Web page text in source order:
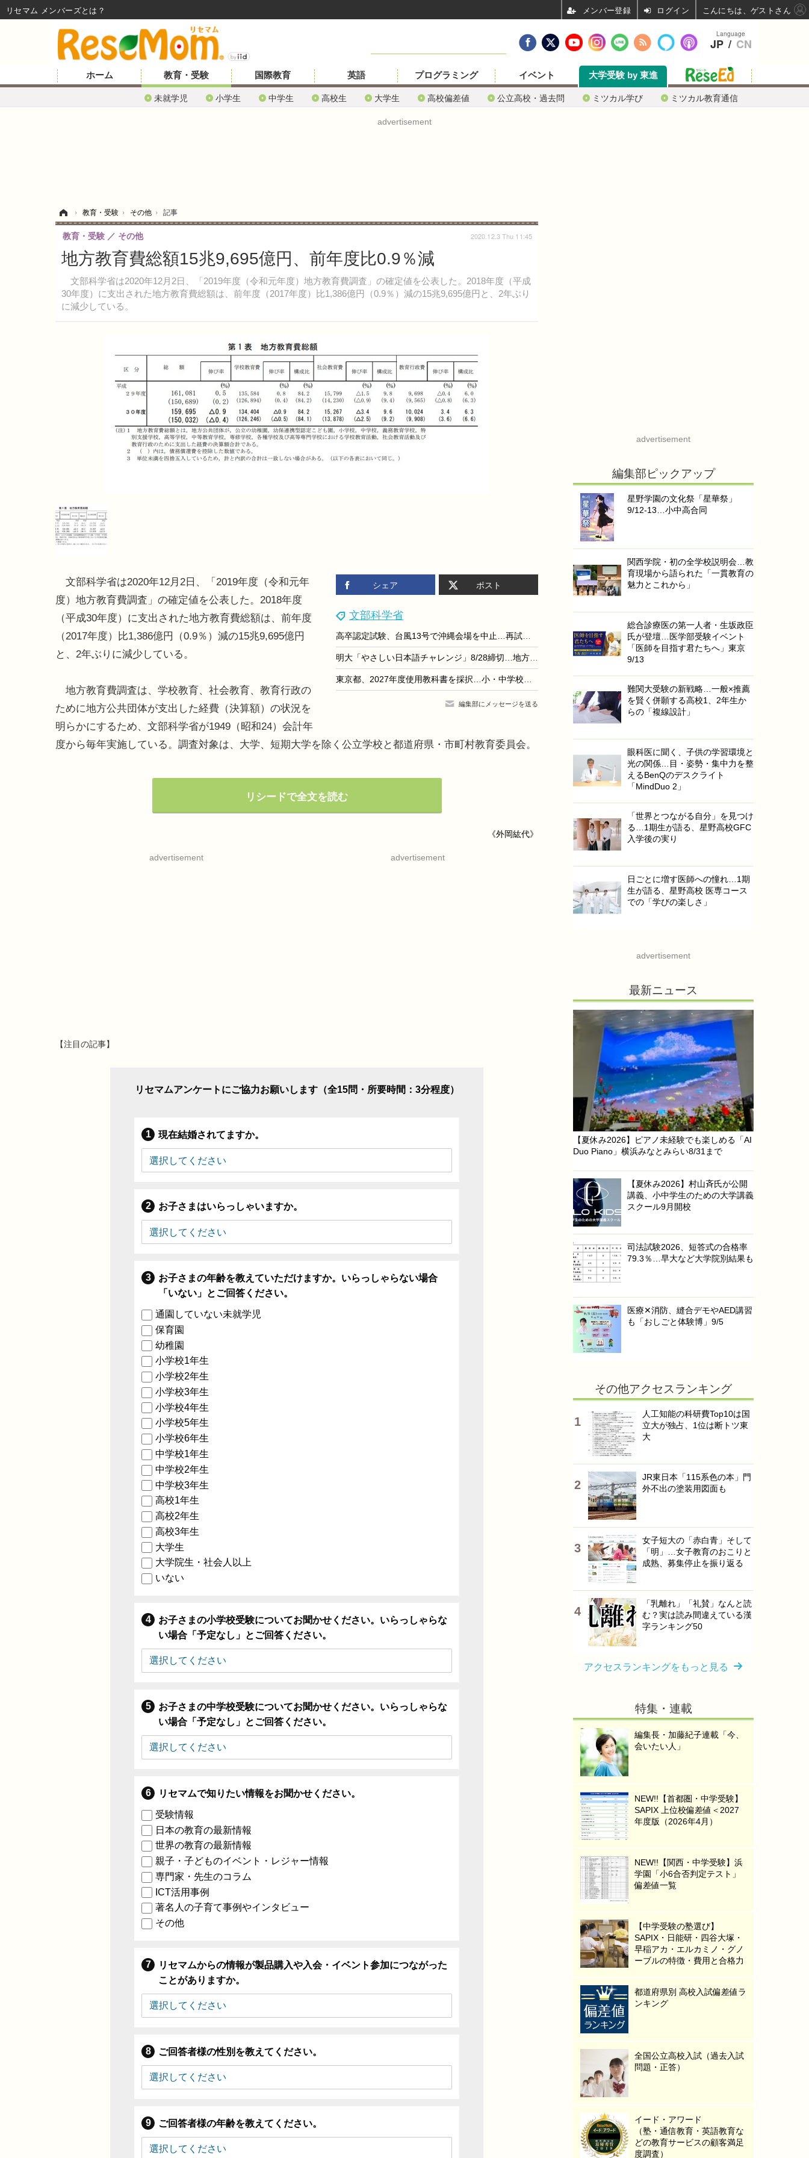
ホーム 教育・受験
未就学児 小学生 中学生 高校生 大学生 高校偏差値 公立高校・過去問 ミツカル学び ミツカル教育通信
国際教育 英語 プログラミング イベント 大学受験 by 東進
advertisement
› 教育・受験 › その他 › 記事
地方教育費総額15兆9,695億円、前年度比0.9％減
文部科学省は2020年12月2日、「2019年度（令和元年度）地方教育費調査」の確定値を公表した。2018年度（平成
30年度）に支出された地方教育費総額は、前年度（2017年度）比1,386億円（0.9％）減の15兆9,695億円と、2年ぶり
に減少している。
教育・受験 その他 2020.12.3 Thu 11:45
シェア ポスト
文部科学省
高卒認定試験、台風13号で沖縄会場を中止…再試験は8/27-28
明大「やさしい日本語チャレンジ」8/28締切…地方校は交通費助成あり
東京都、2027年度使用教科書を採択…小・中学校は前年度と同一
編集部にメッセージを送る
文部科学省は2020年12月2日、「2019年度（令和元年
度）地方教育費調査」の確定値を公表した。2018年度
（平成30年度）に支出された地方教育費総額は、前年度
（2017年度）比1,386億円（0.9％）減の15兆9,695億円
と、2年ぶりに減少している。
地方教育費調査は、学校教育、社会教育、教育行政の
ために地方公共団体が支出した経費（決算額）の状況を
明らかにするため、文部科学省が1949（昭和24）会計年
度から毎年実施している。調査対象は、大学、短期大学を除く公立学校と都道府県・市町村教育委員会。
リシードで全文を読む
《外岡紘代》
advertisement advertisement
【注目の記事】
リセマムアンケートにご協力お願いします（全15問・所要時間：3分程度）
現在結婚されてますか。
お子さまはいらっしゃいますか。
お子さまの年齢を教えていただけますか。いらっしゃらない場合
「いない」とご回答ください。
通園していない未就学児
保育園
幼稚園
小学校1年生
小学校2年生
小学校3年生
小学校4年生
小学校5年生
小学校6年生
中学校1年生
中学校2年生
中学校3年生
高校1年生
高校2年生
高校3年生
大学生
大学院生・社会人以上
いない
お子さまの小学校受験についてお聞かせください。いらっしゃらな
い場合「予定なし」とご回答ください。
お子さまの中学校受験についてお聞かせください。いらっしゃらな
い場合「予定なし」とご回答ください。
リセマムで知りたい情報をお聞かせください。
受験情報
日本の教育の最新情報
世界の教育の最新情報
親子・子どものイベント・レジャー情報
専門家・先生のコラム
ICT活用事例
著名人の子育て事例やインタビュー
その他
リセマムからの情報が製品購入や入会・イベント参加につながった
ことがありますか。
ご回答者様の性別を教えてください。
ご回答者様の年齢を教えてください。
advertisement
編集部ピックアップ
星野学園の文化祭「星華祭」
9/12-13…小中高合同
関西学院・初の全学校説明会…教
育現場から語られた「一貫教育の
魅力とこれから」
総合診療医の第一人者・生坂政臣
氏が登壇…医学部受験イベント
「医師を目指す君たちへ」東京
9/13
難関大受験の新戦略…一般×推薦
を賢く併願する高校1、2年生か
らの「複線設計」
眼科医に聞く、子供の学習環境と
光の関係…目・姿勢・集中力を整
えるBenQのデスクライト
「MindDuo 2」
「世界とつながる自分」を見つけ
る…1期生が語る、星野高校GFC
入学後の実り
日ごとに増す医師への憧れ…1期
生が語る、星野高校 医専コース
での「学びの楽しさ」
advertisement
最新ニュース
【夏休み2026】ピアノ未経験でも楽しめる「AI
Duo Piano」横浜みなとみらい8/31まで
【夏休み2026】村山斉氏が公開
講義、小中学生のための大学講義
スクール9月開校
司法試験2026、短答式の合格率
79.3％…早大など大学院別結果も
医療✕消防、縫合デモやAED講習
も「おしごと体験博」9/5
その他アクセスランキング
人工知能の科研費Top10は国
立大が独占、1位は断トツ東
大
JR東日本「115系色の本」門
外不出の塗装用図面も
女子短大の「赤白青」そして
「明」…女子教育のおこりと
成熟、募集停止を振り返る
「乳離れ」「礼賛」なんと読
む？実は読み間違えている漢
字ランキング50
アクセスランキングをもっと見る
特集・連載
編集長・加藤紀子連載「今、
会いたい人」
NEW!!【首都圏・中学受験】
SAPIX 上位校偏差値＜2027
年度版（2026年4月）
NEW!!【関西・中学受験】浜
学園「小6合否判定テスト」
偏差値一覧
【中学受験の塾選び】
SAPIX・日能研・四谷大塚・
早稲アカ・エルカミノ・グノ
ーブルの特徴・費用と合格力
都道府県別 高校入試偏差値ラ
ンキング
全国公立高校入試（過去入試
問題・正答）
イード・アワード
（塾・通信教育・英語教育な
どの教育サービスの顧客満足
度調査）
Language
JP / CN
リセマム メンバーズ ログイン こんにちは、ゲストさん